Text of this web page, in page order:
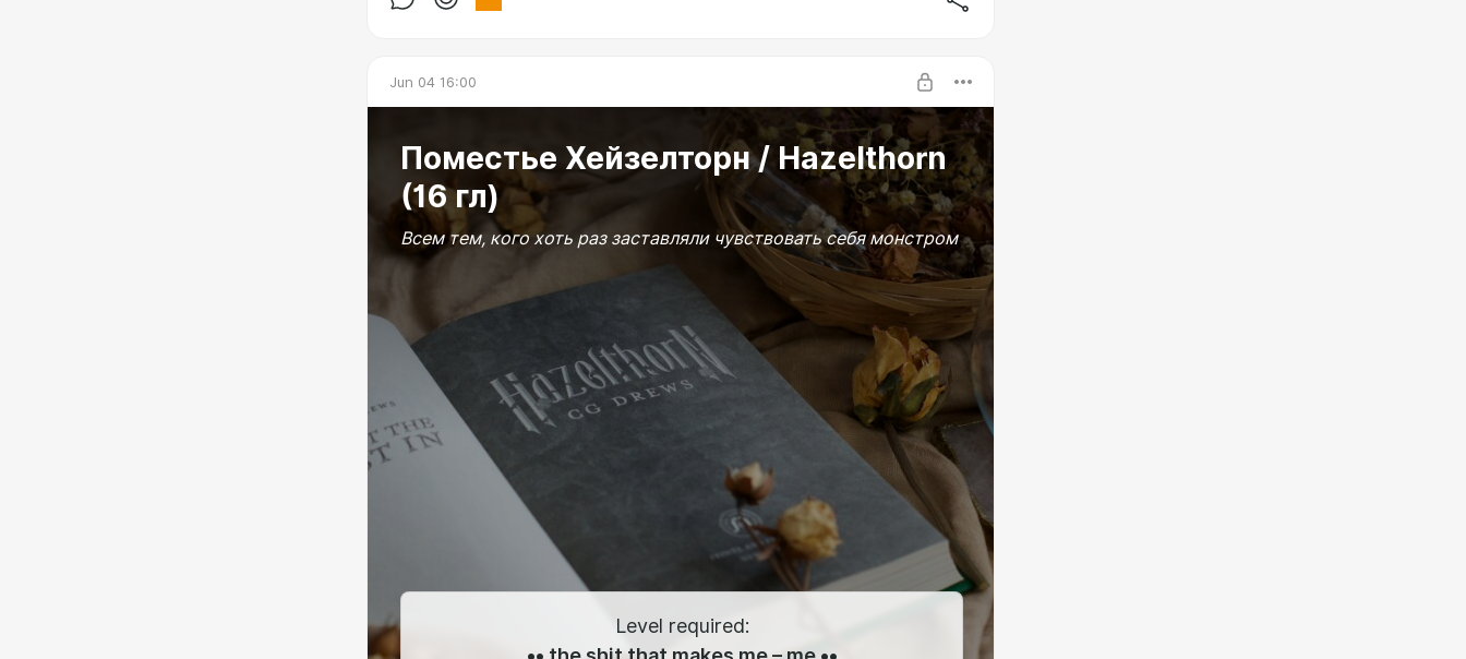
Jun 04 16:00
Поместье Хейзелторн / Hazelthorn
(16 гл)
Всем тем, кого хоть раз заставляли чувствовать себя монстром
Level required: